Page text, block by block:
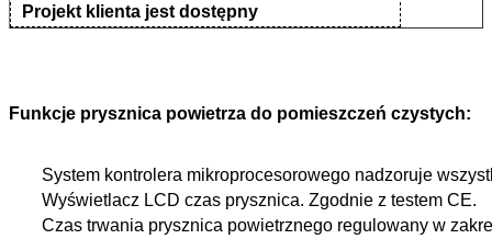
Projekt klienta jest dostępny
Funkcje prysznica powietrza do pomieszczeń czystych:
System kontrolera mikroprocesorowego nadzoruje
Wyświetlacz LCD czas prysznica. Zgodnie z testem CE.
Czas trwania prysznica powietrznego regulowany w